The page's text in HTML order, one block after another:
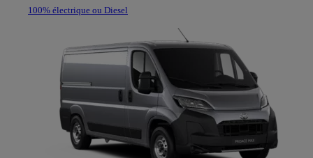
100% électrique ou Diesel